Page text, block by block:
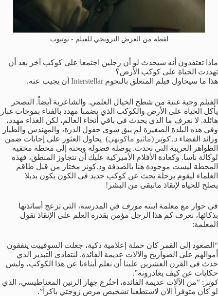
لقطة من العرض الترويجي للفيلم - يوتيوب
ماذا تعتقدون أنه سيحدث لو أن رجلين اجتمعا على كوكب آخر بعد أن
تهددت الحياة على كوكب الأرض؟
هذا ما سيحاول فيلم المتعلق بالنجومInterstellar أن يجيب عنه.
الفيلم وجبة غنية من شطح الخيال العلمي. والشاعرية أيضاً. التصحر
يأكل الحياة على الأرض والكوكب الذي يضمنا مهدد بالفناء بموجات غبار
هائلة. لا نعرف ما الذي يحدث في باقي أنحاء العالم، لكن الغذاء مهدد،
وفي هذه البلدة الصغيرة لم يبق سوى حقول الذرة، والمهندس والطيار
ورائد الفضاء د. كونر (ماثيو ماكونهي) يحاول العثور على إجابات ضمن
الظواهر الغريبة التي تحدث. يوصله فضوله وبحثه إلى محطة مخفية
لوكالة ناسا. وكعادة الأفلام الأميركية عليك أن تتجاوز المنطق، فهذه
المحطة ليست موجودة هنا بالصدفة ود.كونر مختار من قبل طاقم
العلماء ليقوم برحلة بحث عن كوكب جديد في الكون يكون بديلا
يصلح للحياة لإنقاذ ماتبقى من البشر!
في حوار مع معلمة ابنته مورف في المدرسة، التي تزعج أساتذتها
بذكائها، نعرف كم هذا الرجل مؤمن بقدرة العلم على الإنقاذ تقول
المعلمة:
“الصعود إلى القمر كان حملة إعلامية ذكية، جعلت السوفييت ينفقون
أموالهم على الصواريخ والآلات عديمة الفائدة. لنتفادى التبذير الذي
حدث في القرن العشرين علينا أن نعلم أبناءنا عن هذا الكوكب، وليس
حكايات عن كيف يغادرونه”.
كونر : “من الآلات عديمة الفائدة، اختُرع جهاز الرنين المغناطيسي، الذي
لو كان متوفراً الآن لاستطعنا تشخيص مرض زوجتي باكراً”.